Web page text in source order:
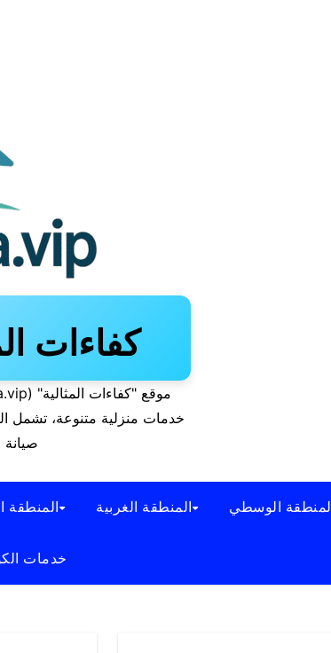
كفاءات المثالية
خدمات منزلية متنوعة، تشمل
صيانة
المنطقة الوسطي المنطقة الغربية المنطقة
خدمات